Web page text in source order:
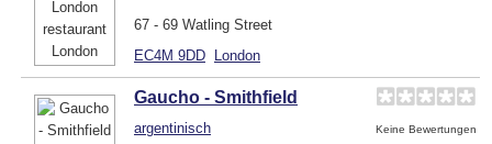
67 - 69 Watling Street
EC4M 9DD London
Gaucho - Smithfield
argentinisch Keine Bewertungen